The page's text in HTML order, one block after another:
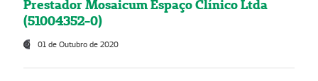
Prestador Mosaicum Espaço Clínico Ltda
(51004352-0)
01 de Outubro de 2020